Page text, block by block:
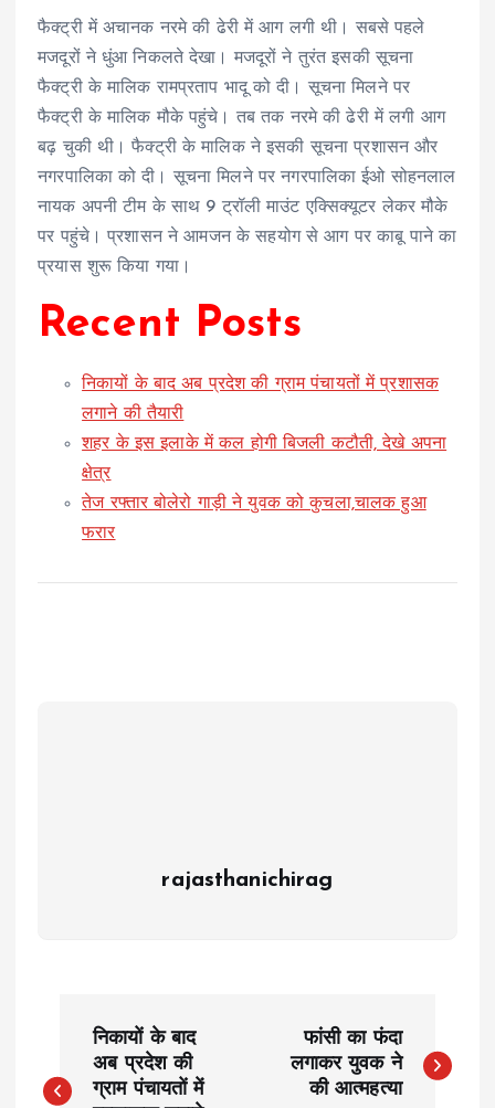
फैक्ट्री में अचानक नरमे की ढेरी में आग लगी थी। सबसे पहले
मजदूरों ने धुंआ निकलते देखा। मजदूरों ने तुरंत इसकी सूचना
फैक्ट्री के मालिक रामप्रताप भादू को दी। सूचना मिलने पर
फैक्ट्री के मालिक मौके पहुंचे। तब तक नरमे की ढेरी में लगी आग
बढ़ चुकी थी। फैक्ट्री के मालिक ने इसकी सूचना प्रशासन और
नगरपालिका को दी। सूचना मिलने पर नगरपालिका ईओ सोहनलाल
नायक अपनी टीम के साथ 9 ट्रॉली माउंट एक्सिक्यूटर लेकर मौके
पर पहुंचे। प्रशासन ने आमजन के सहयोग से आग पर काबू पाने का
प्रयास शुरू किया गया।
Recent Posts
निकायों के बाद अब प्रदेश की ग्राम पंचायतों में प्रशासक
लगाने की तैयारी
शहर के इस इलाके में कल होगी बिजली कटौती, देखे अपना
क्षेत्र
तेज रफ्तार बोलेरो गाड़ी ने युवक को कुचला,चालक हुआ
फरार
rajasthanichirag
o
निकायों के बाद
अब प्रदेश की
ग्राम पंचायतों में
फांसी का फंदा
लगाकर युवक ने
की आत्महत्या